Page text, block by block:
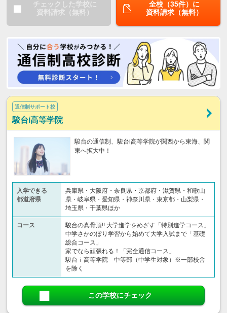
チェックした学校に
資料請求（無料）
全校（35件）に
資料請求（無料）
通信制サポート校
駿台i高等学院
駿台の通信制、駿台i高等学院が関西から東海、関
東へ拡大中！
入学できる
都道府県
兵庫県・大阪府・奈良県・京都府・滋賀県・和歌山
県・岐阜県・愛知県・神奈川県・東京都・山梨県・
埼玉県・千葉県ほか
コース
駿台の真骨頂!! 大学進学をめざす「特別進学コース」
中学さかのぼり学習から始めて大学入試まで「基礎
総合コース」
家でなら頑張れる！「完全通信コース」
駿台ｉ高等学院 中等部（中学生対象）※一部校舎
を除く
この学校にチェック